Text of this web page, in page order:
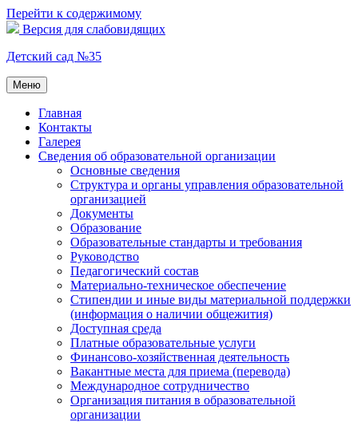
Перейти к содержимому
Версия для слабовидящих
Детский сад №35
Меню
Главная
Контакты
Галерея
Сведения об образовательной организации
Основные сведения
Структура и органы управления образовательной
организацией
Документы
Образование
Образовательные стандарты и требования
Руководство
Педагогический состав
Материально-техническое обеспечение
Стипендии и иные виды материальной поддержки
(информация о наличии общежития)
Доступная среда
Платные образовательные услуги
Финансово-хозяйственная деятельность
Вакантные места для приема (перевода)
Международное сотрудничество
Организация питания в образовательной
организации